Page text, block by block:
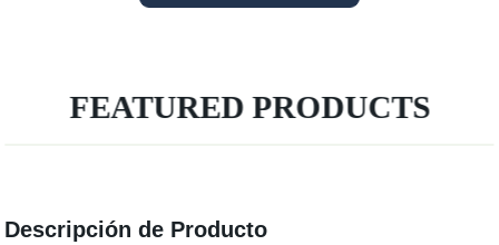
FEATURED PRODUCTS
Descripción de Producto